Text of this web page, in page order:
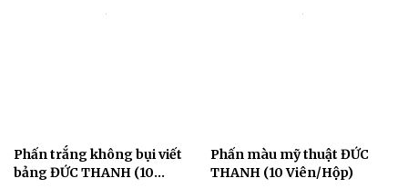
Phấn trắng không bụi viết
bảng ĐỨC THANH (10
Phấn màu mỹ thuật ĐỨC
THANH (10 Viên/Hộp)